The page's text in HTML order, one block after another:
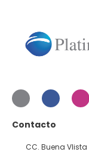
Contacto
CC. Buena